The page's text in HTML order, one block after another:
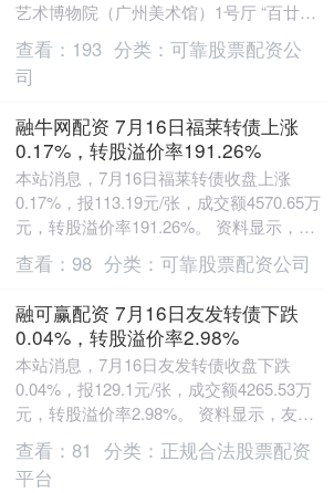
艺术博物院（广州美术馆）1号厅 “百廿风
华 播芳六合——西泠印社社藏金石书画....
查看： 193 分类： 可靠股票配资公
司
融牛网配资 7月16日福莱转债上涨
0.17%，转股溢价率191.26%
本站消息，7月16日福莱转债收盘上涨
0.17%，报113.19元/张，成交额4570.65万
元，转股溢价率191.26%。 资料显示，福
莱转债信用级别为“AA”....
查看： 98 分类： 可靠股票配资公司
融可赢配资 7月16日友发转债下跌
0.04%，转股溢价率2.98%
本站消息，7月16日友发转债收盘下跌
0.04%，报129.1元/张，成交额4265.53万
元，转股溢价率2.98%。 资料显示，友发
转债信用级别为“AA”，债券....
查看： 81 分类： 正规合法股票配资
平台